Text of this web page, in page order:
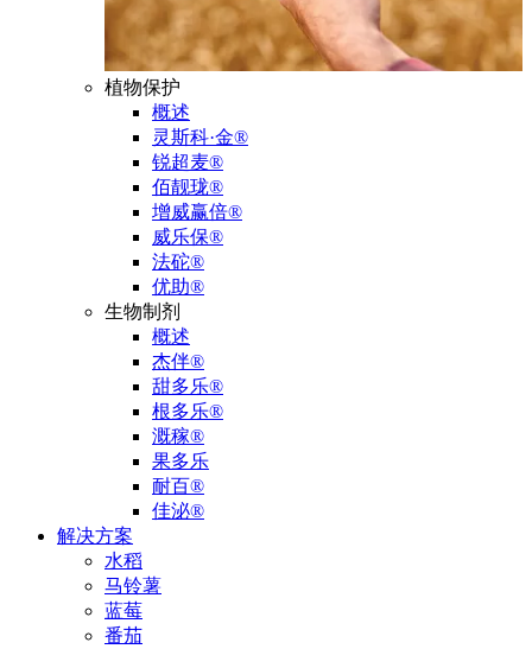
植物保护
概述
灵斯科·金®
锐超麦®
佰靓珑®
增威赢倍®
威乐保®
法砣®
优助®
生物制剂
概述
杰伴®
甜多乐®
根多乐®
溉稼®
果多乐
耐百®
佳泌®
解决方案
水稻
马铃薯
蓝莓
番茄